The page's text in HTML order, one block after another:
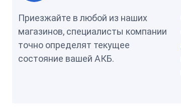
Приезжайте в любой из наших
магазинов, специалисты компании
точно определят текущее
состояние вашей АКБ.